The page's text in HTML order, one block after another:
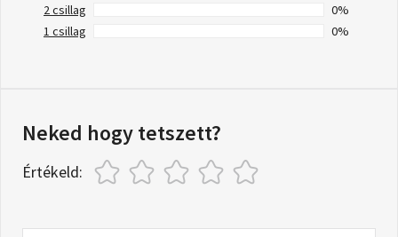
2 csillag
0%
1 csillag
0%
Neked hogy tetszett?
Értékeld: